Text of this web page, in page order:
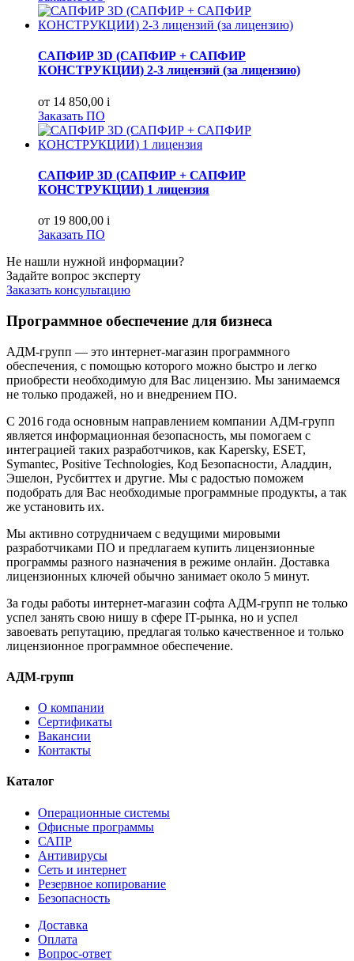
САПФИР 3D (САПФИР + САПФИР
КОНСТРУКЦИИ) 2-3 лицензий (за лицензию)
от 14 850,00 i
Заказать ПО
САПФИР 3D (САПФИР + САПФИР
КОНСТРУКЦИИ) 1 лицензия
от 19 800,00 i
Заказать ПО
Не нашли нужной информации?
Задайте вопрос эксперту
Заказать консультацию
Программное обеспечение для бизнеса
АДМ-групп — это интернет-магазин программного
обеспечения, с помощью которого можно быстро и легко
приобрести необходимую для Вас лицензию. Мы занимаемся
не только продажей, но и внедрением ПО.
С 2016 года основным направлением компании АДМ-групп
является информационная безопасность, мы помогаем с
интеграцией таких разработчиков, как Kapersky, ESET,
Symantec, Positive Technologies, Код Безопасности, Аладдин,
Эшелон, Русбиттех и другие. Мы с радостью поможем
подобрать для Вас необходимые программные продукты, а так
же установить их.
Мы активно сотрудничаем с ведущими мировыми
разработчиками ПО и предлагаем купить лицензионные
программы разного назначения в режиме онлайн. Доставка
лицензионных ключей обычно занимает около 5 минут.
За годы работы интернет-магазин софта АДМ-групп не только
успел занять свою нишу в сфере IT-рынка, но и успел
завоевать репутацию, предлагая только качественное и только
лицензионное программное обеспечение.
АДМ-групп
О компании
Сертификаты
Вакансии
Контакты
Каталог
Операционные системы
Офисные программы
САПР
Антивирусы
Сеть и интернет
Резервное копирование
Безопасность
Доставка
Оплата
Вопрос-ответ